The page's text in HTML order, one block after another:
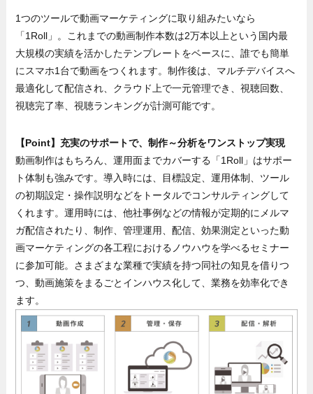
1つのツールで動画マーケティングに取り組みたいなら
「1Roll」。これまでの動画制作本数は2万本以上という国内最
大規模の実績を活かしたテンプレートをベースに、誰でも簡単
にスマホ1台で動画をつくれます。制作後は、マルチデバイスへ
最適化して配信され、クラウド上で一元管理でき、視聴回数、
視聴完了率、視聴ランキングが計測可能です。
【Point】充実のサポートで、制作～分析をワンストップ実現
動画制作はもちろん、運用面までカバーする「1Roll」はサポー
ト体制も強みです。導入時には、目標設定、運用体制、ツール
の初期設定・操作説明などをトータルでコンサルティングして
くれます。運用時には、他社事例などの情報が定期的にメルマ
ガ配信されたり、制作、管理運用、配信、効果測定といった動
画マーケティングの各工程におけるノウハウを学べるセミナー
に参加可能。さまざまな業種で実績を持つ同社の知見を借りつ
つ、動画施策をまるごとインハウス化して、業務を効率化でき
ます。